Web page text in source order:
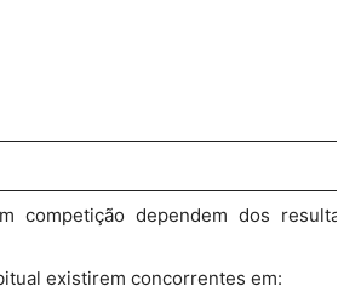
competição dependem dos
existirem concorrentes em: